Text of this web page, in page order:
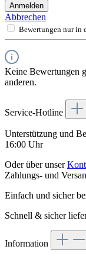
Anmelden
Abbrechen
Bewertungen nur in
Keine Bewertungen
anderen.
Service-Hotline
Unterstützung und
16:00 Uhr
Oder über unser
Zahlungs- und
Einfach und sicher
Schnell & sicher
Information